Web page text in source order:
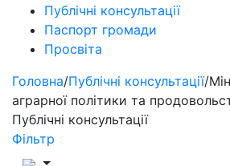
Публічні консультації
Паспорт громади
Просвіта
Головна/Публічні консультації/
аграрної політики та
Публічні консультації
Фільтр